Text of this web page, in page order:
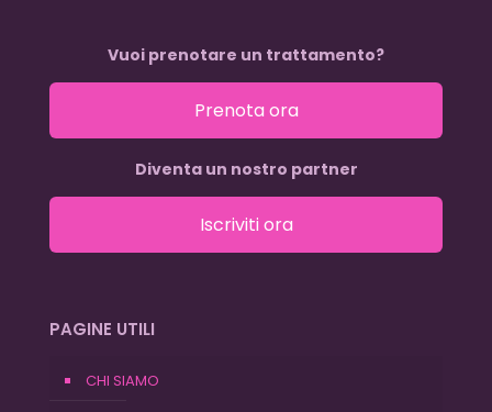
Vuoi prenotare un trattamento?
Prenota ora
Diventa un nostro partner
Iscriviti ora
PAGINE UTILI
CHI SIAMO